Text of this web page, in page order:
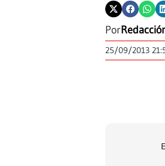
Por
25/09/2013